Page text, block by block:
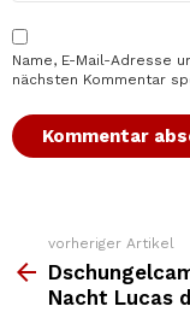
Name, E-Mail-Adresse
nächsten Kommentar
Weitere
Top
News
vorheriger Artikel
Nacht Lucas